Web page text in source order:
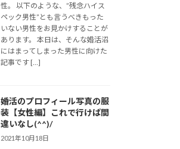
性。 以下のような、”残念ハイス
ペック男性”とも言うべきもった
いない男性をお見かけすることが
あります。 本日は、そんな婚活沼
にはまってしまった男性に向けた
記事です […]
婚活のプロフィール写真の服
装【女性編】これで行けば間
違いなし(^^)/
2021年10月18日